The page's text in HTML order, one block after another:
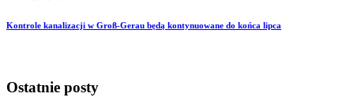
Kontrole kanalizacji w Groß-Gerau będą kontynuowane do końca lipca
Ostatnie posty